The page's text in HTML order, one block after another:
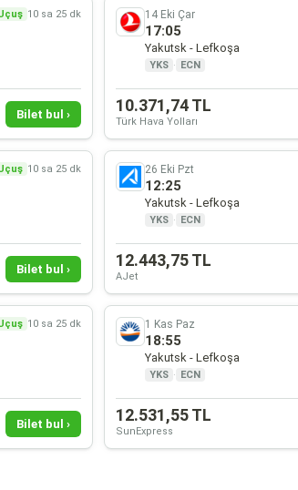
10 sa 25 dk
Bilet bul ›
14 Eki Çar
17:05
Yakutsk - Lefkoşa
YKS · ECN
10.371,74 TL
Türk Hava Yolları
10 sa 25 dk
Bilet bul ›
26 Eki Pzt
12:25
Yakutsk - Lefkoşa
YKS · ECN
12.443,75 TL
AJet
10 sa 25 dk
Bilet bul ›
1 Kas Paz
18:55
Yakutsk - Lefkoşa
YKS · ECN
12.531,55 TL
SunExpress